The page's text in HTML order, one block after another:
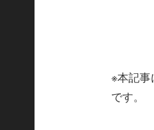
※本記
です。